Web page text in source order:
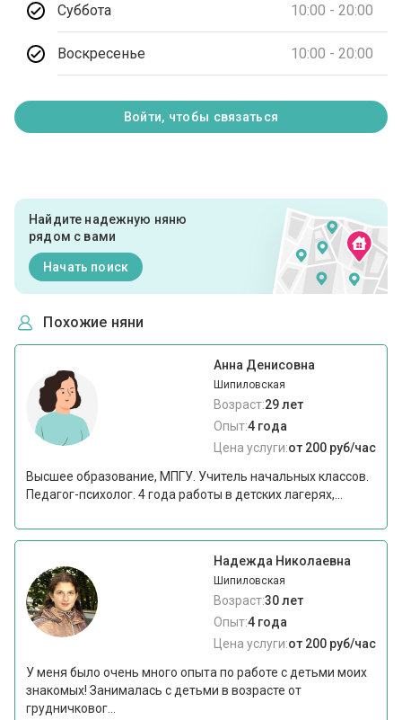
Суббота 10:00 - 20:00
Воскресенье 10:00 - 20:00
Войти, чтобы связаться
Найдите надежную няню
рядом с вами
Начать поиск
Похожие няни
Анна Денисовна
Шипиловская
Возраст:29 лет
Опыт:4 года
Цена услуги:от 200 руб/час
Высшее образование, МПГУ. Учитель начальных классов.
Педагог-психолог. 4 года работы в детских лагерях,...
Надежда Николаевна
Шипиловская
Возраст:30 лет
Опыт:4 года
Цена услуги:от 200 руб/час
У меня было очень много опыта по работе с детьми моих
знакомых! Занималась с детьми в возрасте от
грудничковог...